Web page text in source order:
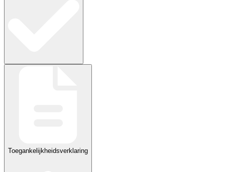
Toegankelijkheidsverklaring